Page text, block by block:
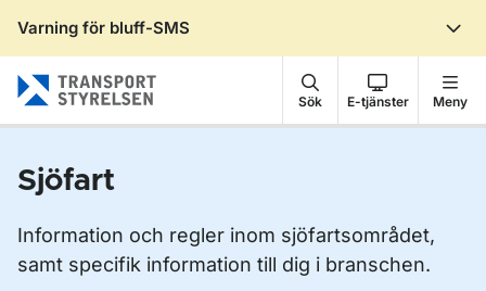
Varning för bluff-SMS
Sök E-tjänster Meny
Sjöfart
Information och regler inom sjöfartsområdet,
samt specifik information till dig i branschen.